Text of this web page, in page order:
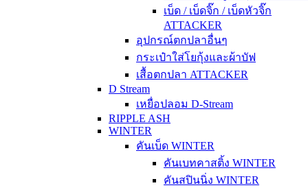
เบ็ด / เบ็ดจิ๊ก / เบ็ดหัวจิ๊ก
ATTACKER
อุปกรณ์ตกปลาอื่นๆ
กระเป๋าใส่โยกุ้งและผ้าบัฟ
เสื้อตกปลา ATTACKER
D Stream
เหยื่อปลอม D-Stream
RIPPLE ASH
WINTER
คันเบ็ด WINTER
คันเบทคาสติ้ง WINTER
คันสปินนิ่ง WINTER